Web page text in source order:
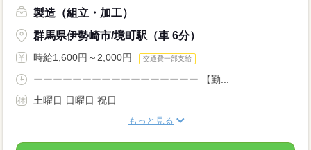
製造（組立・加工）
群馬県伊勢崎市/境町駅（車 6分）
時給1,600円～2,000円 交通費一部支給
ーーーーーーーーーーーーーーーーー 【勤...
土曜日 日曜日 祝日
もっと見る